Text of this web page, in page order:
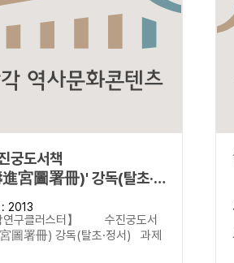
궁도서책
宮圖署冊)' 강독(탈초·
)
: 2013
연구클러스터】 수진궁도서
圖署冊) 강독(탈초·정서) 과제